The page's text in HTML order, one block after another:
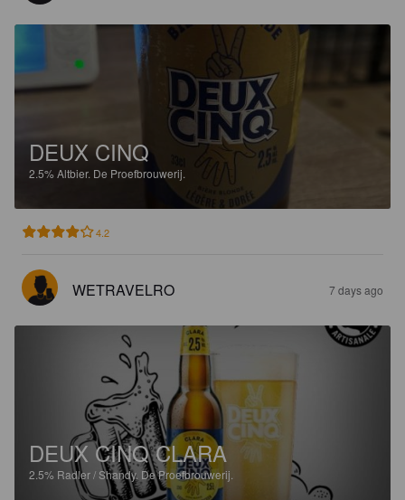
DEUX CINQ
2.5%Altbier. De Proefbrouwerij.
4.2
WETRAVELRO 7 days ago
DEUX CINQ CLARA
2.5% Radler / Shandy. De Proefbrouwerij.